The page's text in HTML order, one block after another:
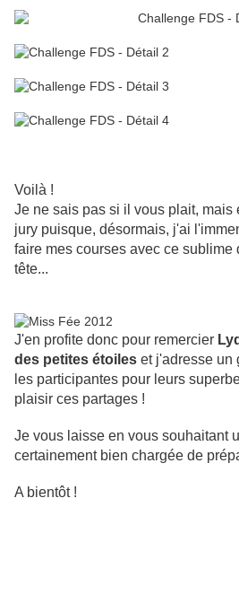
Voilà !
Je ne sais pas si il vous plait, mais
jury puisque, désormais, j'ai
faire mes courses avec ce sublime
tête...
J'en profite donc pour remercier
des petites étoiles et j'adresse un
les participantes pour leurs
plaisir ces partages !
Je vous laisse en vous souhaitant
certainement bien chargée de
A bientôt !